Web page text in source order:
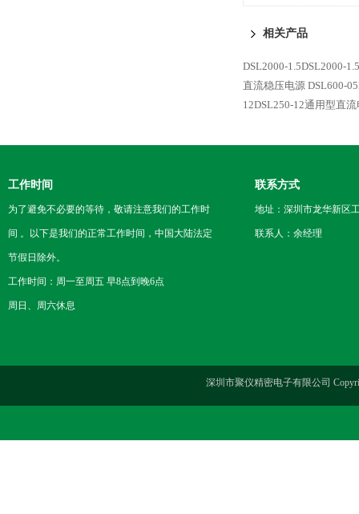
相关产品
DSL2000-1.5DSL2000-
直流稳压电源 DSL600-
12DSL250-12通用型直
工作时间
为了避免不必要的等待，敬请注意我们的工作时
间 。以下是我们的正常工作时间，中国大陆法定
节假日除外。
工作时间：周一至周五 早8点到晚6点
周日、周六休息
联系方式
地址：深圳市龙华新区
联系人：余经理
深圳市聚仪精密电子有限公司